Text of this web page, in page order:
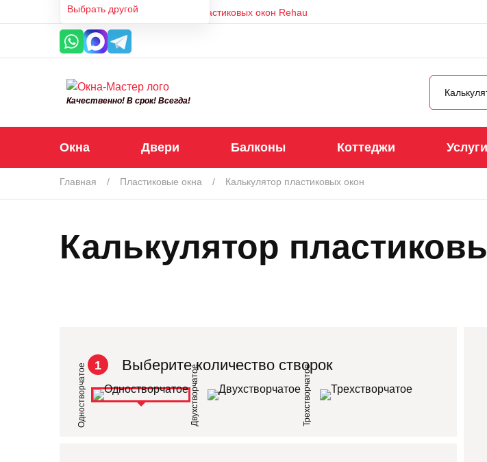
Реутов
Выбрать другойПроизводитель пластиковых окон Rehau
Качественно! В срок! Всегда!
Окна Двери Балконы Коттеджи Услуги
Главная Пластиковые окна Калькулятор пластиковых окон
Калькулятор
1 Выберите количество створок
Одностворчатое Двухстворчатое Трехстворчатое